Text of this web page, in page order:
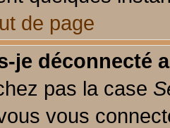
de page
je déconnecté
pas la case
vous